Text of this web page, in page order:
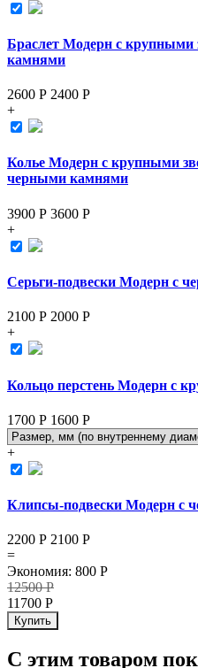
Браслет Модерн с
камнями
2600 Р 2400 Р
+
Колье Модерн с крупными
черными камнями
3900 Р 3600 Р
+
Серьги-подвески Модерн с
2100 Р 2000 Р
+
Кольцо перстень Модерн с
1700 Р 1600 Р
+
Клипсы-подвески Модерн с
2200 Р 2100 Р
=
Экономия: 800 Р
12500Р
11700 Р
Купить
С этим товаром